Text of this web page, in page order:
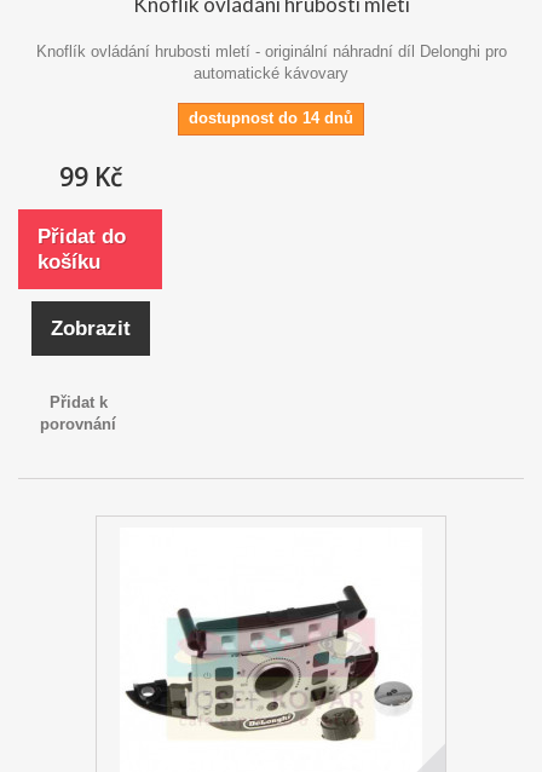
Knoflík ovládání hrubosti mletí - originální náhradní díl Delonghi pro
automatické kávovary
dostupnost do 14 dnů
99 Kč
Přidat do
košíku
Zobrazit
Přidat k
porovnání